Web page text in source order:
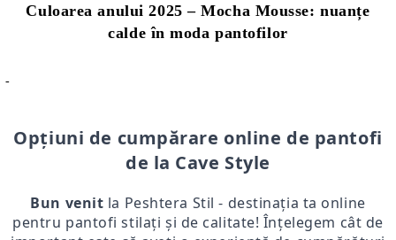
Culoarea anului 2025 – Mocha Mousse: nuanțe
calde în moda pantofilor
-
Opțiuni de cumpărare online de pantofi
de la Cave Style
Bun venit la Peshtera Stil - destinația ta online
pentru pantofi stilați și de calitate! Înțelegem cât de